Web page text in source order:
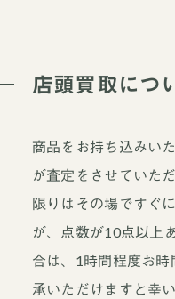
店頭買取につ
商品をお持ち込みい
が査定をさせていた
限りはその場ですぐ
が、点数が10点以上
合は、1時間程度お
承いただけますと幸